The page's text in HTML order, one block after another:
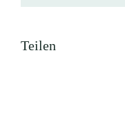
Teilen